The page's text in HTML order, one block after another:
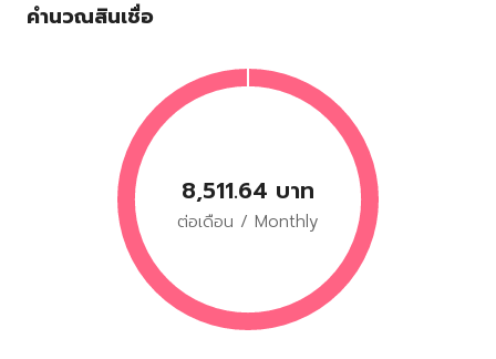
คำนวณสินเชื่อ
8,511.64 บาท
ต่อเดือน / Monthly